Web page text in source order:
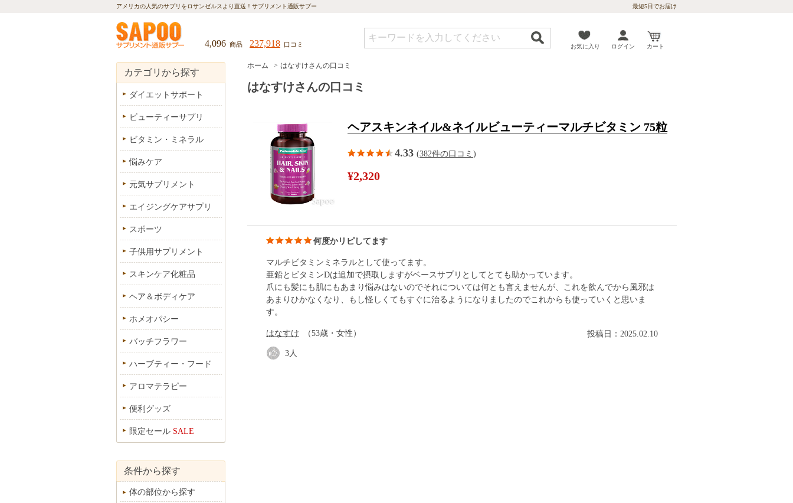
アメリカの人気のサプリをロサンゼルスより直送！ サプリメント通販サプー 最短5日でお届け
4,096 商品 237,918 口コミ お気に入り ログイン カート
ホーム はなすけさんの口コミ
はなすけさんの口コミ
ヘアスキンネイル&ネイルビューティーマルチビタミン 75粒
4.33 (382件の口コミ )
¥2,320
何度かリピしてます
マルチビタミンミネラルとして使ってます。
亜鉛とビタミンDは追加で摂取しますがベースサプリとしてとても助かっています。
爪にも髪にも肌にもあまり悩みはないのでそれについては何とも言えませんが、これを飲んでから風邪は
あまりひかなくなり、もし怪しくてもすぐに治るようになりましたのでこれからも使っていくと思いま
す。
投稿日：2025.02.10
はなすけ （53歳・女性）
3人
カテゴリから探す
ダイエットサポート
ビューティーサプリ
ビタミン・ミネラル
悩みケア
元気サプリメント
エイジングケアサプリ
スポーツ
子供用サプリメント
スキンケア化粧品
ヘア＆ボディケア
ホメオパシー
バッチフラワー
ハーブティー・フード
アロマテラピー
便利グッズ
限定セール SALE
条件から探す
体の部位から探す